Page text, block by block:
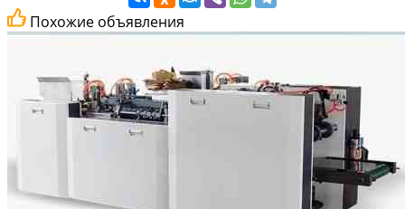
Похожие объявления